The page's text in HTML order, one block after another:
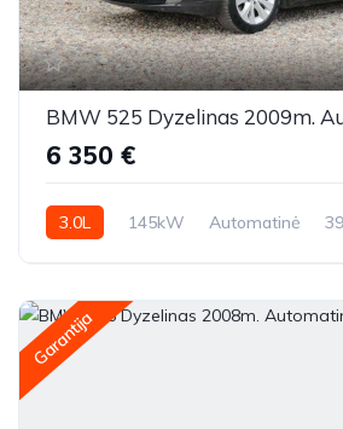
BMW 525 Dyzelinas 2009m.
6 350 €
3.0L 145kW Automatinė
Garantija